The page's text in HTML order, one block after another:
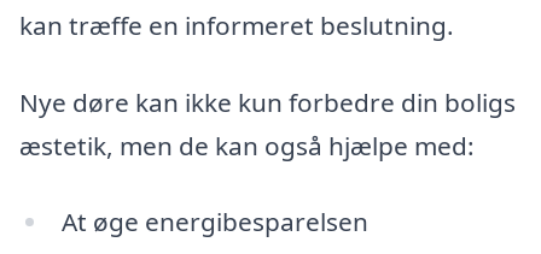
kan træffe en informeret beslutning.
Nye døre kan ikke kun forbedre din boligs
æstetik, men de kan også hjælpe med:
At øge energibesparelsen